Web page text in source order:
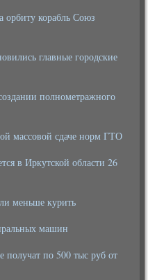
орбиту корабль Союз
главные городские
полнометражного
массовой сдаче норм ГТО
в Иркутской области 26
меньше курить
машин
по 500 тыс руб от